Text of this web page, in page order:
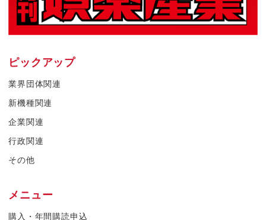
ピックアップ
業界団体関連
新機種関連
企業関連
行政関連
その他
メニュー
購入・年間購読申込